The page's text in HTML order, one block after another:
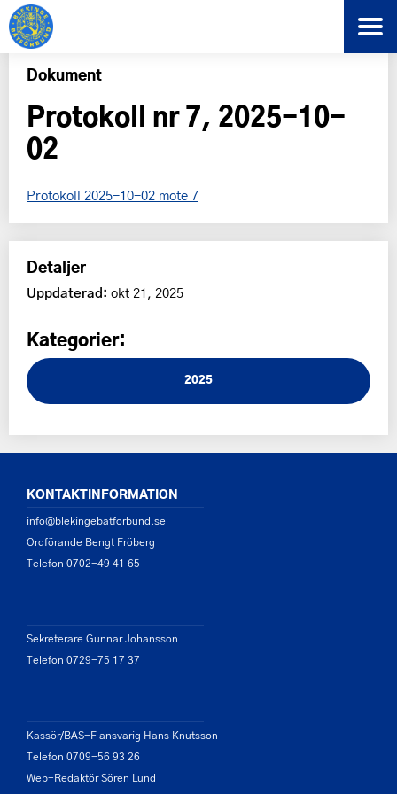
Dokument
Protokoll nr 7, 2025-10-
02
Protokoll 2025-10-02 mote 7
Detaljer
Uppdaterad: okt 21, 2025
Kategorier:
2025
KONTAKTINFORMATION
info@blekingebatforbund.se
Ordförande Bengt Fröberg
Telefon 0702-49 41 65
Sekreterare Gunnar Johansson
Telefon 0729-75 17 37
Kassör/BAS-F ansvarig Hans Knutsson
Telefon 0709-56 93 26
Web-Redaktör Sören Lund